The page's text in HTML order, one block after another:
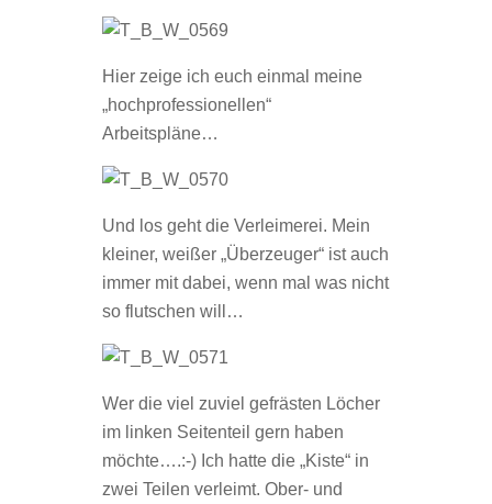
Hier zeige ich euch einmal meine
„hochprofessionellen“
Arbeitspläne…
Und los geht die Verleimerei. Mein
kleiner, weißer „Überzeuger“ ist auch
immer mit dabei, wenn mal was nicht
so flutschen will…
Wer die viel zuviel gefrästen Löcher
im linken Seitenteil gern haben
möchte….:-) Ich hatte die „Kiste“ in
zwei Teilen verleimt. Ober- und